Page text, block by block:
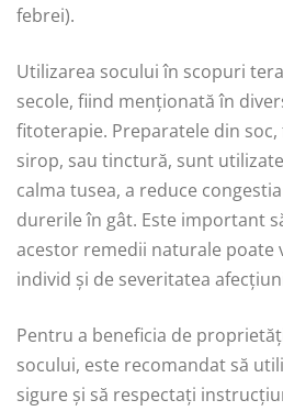
febrei).
Utilizarea socului în scopuri
secole, fiind menționată în
fitoterapie. Preparatele din soc,
sirop, sau tinctură, sunt
calma tusea, a reduce
durerile în gât. Este important
acestor remedii naturale poate
individ și de severitatea
Pentru a beneficia de
socului, este recomandat să
sigure și să respectați